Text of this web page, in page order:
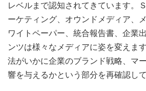
レベルまで認知されてきています。
ーケティング、オウンドメディア、
ワイトペーパー、統合報告書、企業
ンツは様々なメディアに姿を変えま
法がいかに企業のブランド戦略、マ
響を与えるかという部分を再確認し